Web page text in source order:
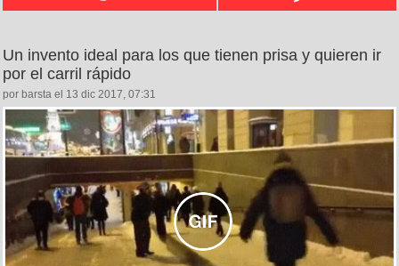
Un invento ideal para los que tienen prisa y quieren ir
por el carril rápido
por barsta el 13 dic 2017, 07:31